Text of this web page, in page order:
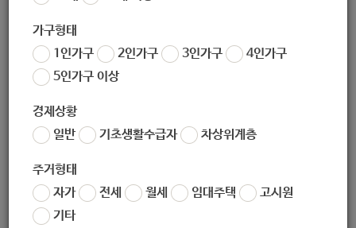
가구형태
1인가구
2인가구 3인가구
4인가구
5인가구 이상
경제상황
일반
기초생활수급자 차상위계층
주거형태
자가
전세 월세 임대주택
고시원
기타
지원대상
장애인 가족 (장애 자녀를 양육하는 보호자)
지원내용
1. 지원내용 :